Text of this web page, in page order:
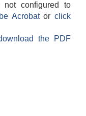
not configured to
Acrobatorclick
the PDF